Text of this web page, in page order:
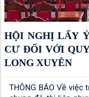
HỘI NGHỊ LẤY
CƯ ĐỐI VỚI
LONG XUYÊN
THÔNG BÁO Về việc